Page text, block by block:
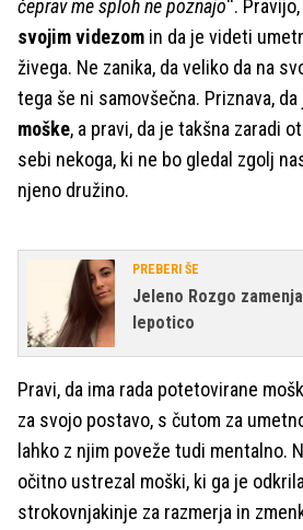
čeprav me sploh ne poznajo''.
svojim videzom in da je videti
živega. Ne zanika, da veliko da na
tega še ni samovšečna. Priznava, da
moške, a pravi, da je takšna zaradi
sebi nekoga, ki ne bo gledal zgolj
njeno družino.
PREBERI ŠE
Jeleno Rozgo
lepotico
Pravi, da ima rada potetovirane
za svojo postavo, s čutom za
lahko z njim poveže tudi mentalno.
očitno ustrezal moški, ki ga je
strokovnjakinje za razmerja in